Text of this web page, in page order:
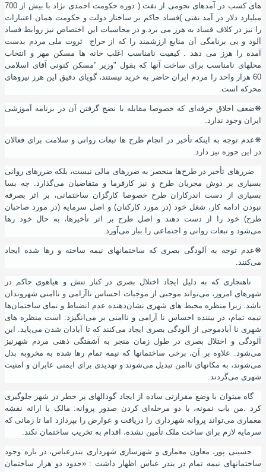
های کسب در آمدهای نجومی از نفت ( دوره حکومت احمدی نژاد با بیش از 700
میلیارد دلار در آمد نفتی )فساد حاکم بر ساختار دولت و حکومت همان اعتبارات
را نیز در کلاف فساد به هرز می برد.و در محاسبات این اختصاص نیز روابط فساد
آلود و بی برنامگی آن منابع ارزشمند را که از حراج ثروت ملی مردم بدست
آمده را هرز می دهد . کیفیت نامناسب اغلب خانه ها مسکن مهر و انتخاب
محلهای نامناسب برای ساخت آنها که بقول "وزیر "مسکن کنونی آقای اسلامی
60 هزار واحد را مردم ایران حاضر به خرید نیستند، گویای دقیق این هرز نیروهای
محرکه است.
❋ضعف اخلاق حرفه‌ای که خصوصا مقابله با نضج گرفتن آن در برنامه آموزشی
ایران وجود ندارد.
❋عدم توجه به اینکه تأخیر در انجام طرح ها تبعات روانی و سلامت برای فعالان
در این حوزه نیز دارد.
ضررهای تأخیر در طرح‌ها منحصر به ضررهای مالی نیست، بلکه ضررهای روانی
بسیاری بر دوش مجریان طرح و نیز کارفرما و متقاضیان می‌گذارد. چه بسا
بسیاری از دست اندرکاران طرح خصوصا کارگزان ساختمانی، بر اثر بصرفه
نبودن ادامه کار ، شغل خود (در مورد کارکنان) و اصل سرمایه (در مورد صاحبان
طرح) خود را از دست دهند و اصل طرح بر اثر تأخیرها، به حال خود رها
می‌شود و تبعات روانی و اجتماعی را ببار می‌ ورد.
❋عدم توجه به آلودگی بصری که ساختمانهای نیمه ساخته و رها شده ایجاد
می‌کنند.
ناهنجاری که به دلیل ایجاد اختلال بصری در کنار تنش و هیاهوی حاکم در
شهرهای امروز، می‌تواند موجبی از موجبات احساس ناآرامی و ناامنی شهروندان
باشد. زیرا منظره محیط های شهری نشان‌دهنده عدم انضباط و نمای ساختمان‌ها
نیمه تمام، در بیننده احساس نا آرامی و ناامنی بر می‌انگیزد. است منظره های
شهری نا
باد موجی از آلودگی بصری ایجاد می‌کنند که تا
بادان شدن می‌پاید. این
آلودگی و اختلال بصری در طول زمان منجر به آشفتگی ذهنی مردم شهرنیز
می‌شود. علاوه بر آن، برخی ساختمانها که نیمه تمام رها شده به مخروبه بدل
می‌شوند ، به مکانهای ناامن تبدیل می‌شوند و تهدیدی برای ایمنی عابران و امنیت
شهری می‌گردند.
گاه میتوان با وضع مقرارتی ساده از ایجاد گودالهای پر خطر در شهر جلوگیری
کرد .من باب نمونه، با دو مرحله‌ای کردن صدور پروانه: مالک با ارائه نقشه
معماری می‌تواند پروانه شهرداری را دریافت و عوارض را بپردازد اما تا زمانی که
سرمایه لازم برای ساخت ملک تأمین نشده، اقدام به تخریب ساختمان نکند.
حسینی پور ، معاون معماری و شهرسازی شهرداری بندرعباس، در باره وجود
ساختمانهای نیمه تمام در بندر عباس اظهار داشت : «حدود دو هزار ساختمان